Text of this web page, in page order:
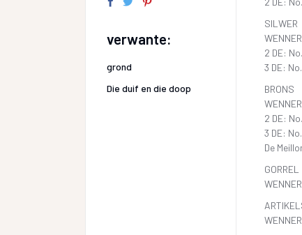
verwante:
grond
Die duif en die doop
SILWER
2 DE:
3 DE:
BRONS
2 DE:
3 DE:
De
GORREL